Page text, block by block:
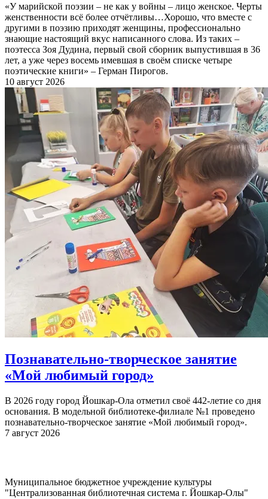
«У марийской поэзии – не как у войны – лицо женское. Черты
женственности всё более отчётливы…Хорошо, что вместе с
другими в поэзию приходят женщины, профессионально
знающие настоящий вкус написанного слова. Из таких –
поэтесса Зоя Дудина, первый свой сборник выпустившая в 36
лет, а уже через восемь имевшая в своём списке четыре
поэтические книги» – Герман Пирогов.
10 август 2026
Познавательно-творческое занятие
«Мой любимый город»
В 2026 году город Йошкар-Ола отметил своё 442-летие со дня
основания. В модельной библиотеке-филиале №1 проведено
познавательно-творческое занятие «Мой любимый город».
7 август 2026
Муниципальное бюджетное учреждение культуры
"Централизованная библиотечная система г. Йошкар-Олы"